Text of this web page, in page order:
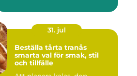
31. jul
Beställa tårta tranås
smarta val för smak, stil
och tillfälle